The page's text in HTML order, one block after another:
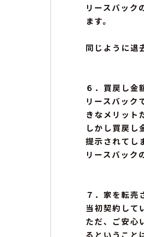
リースバック
ます。
同じように退
６．買戻し金
リースバック
きなメリット
しかし買戻し
提示されてし
リースバック
７．家を転売
当初契約して
ただ、ご安心
るということ